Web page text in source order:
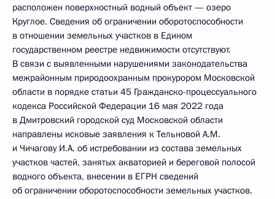
расположен поверхностный водный объект — озеро
Круглое. Сведения об ограничении оборотоспособности
в отношении земельных участков в Едином
государственном реестре недвижимости отсутствуют.
В связи с выявленными нарушениями законодательства
межрайонным природоохранным прокурором Московской
области в порядке статьи 45 Гражданско-процессуального
кодекса Российской Федерации 16 мая 2022 года
в Дмитровский городской суд Московской области
направлены исковые заявления к Тельновой А.М.
и Чичагову И.А. об истребовании из состава земельных
участков частей, занятых акваторией и береговой полосой
водного объекта, внесении в ЕГРН сведений
об ограничении оборотоспособности земельных участков.